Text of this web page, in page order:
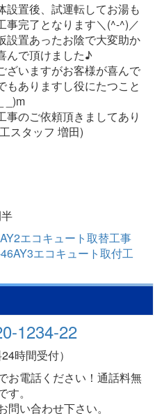
設置後、試運転してお湯も
事完了となります＼(^-^)／
設置あったお陰で大変助か
んで頂けました♪
ざいますがお客様が喜んで
もありますし役にたつこと
_)m
のご依頼頂きましてあり
スタッフ 増田)
エコキュート取替工事
エコキュート取付工
1234-22
時間受付）
お電話ください！通話料無
す。
問い合わせ下さい。